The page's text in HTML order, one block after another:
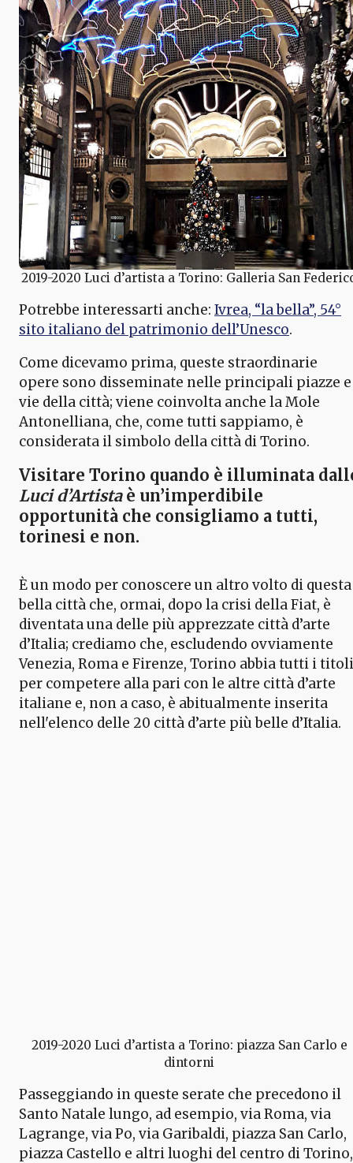
2019-2020 Luci d’artista a Torino: Galleria San
Potrebbe interessarti anche: Ivrea, “la bella”, 54°
sito italiano del patrimonio dell’Unesco.
Come dicevamo prima, queste straordinarie
opere sono disseminate nelle principali piazze e
vie della città; viene coinvolta anche la Mole
Antonelliana, che, come tutti sappiamo, è
considerata il simbolo della città di Torino.
Visitare Torino quando è illuminata
Luci d’Artistaè un’imperdibile
opportunità che consigliamo a tutti,
torinesi e non.
È un modo per conoscere un altro volto di questa
bella città che, ormai, dopo la crisi della Fiat, è
diventata una delle più apprezzate città d’arte
d’Italia; crediamo che, escludendo ovviamente
Venezia, Roma e Firenze, Torino abbia tutti i titoli
per competere alla pari con le altre città d’arte
italiane e, non a caso, è abitualmente inserita
nell'elenco delle 20 città d’arte più belle d’Italia.
2019-2020 Luci d’artista a Torino: piazza San Carlo e
dintorni
Passeggiando in queste serate che precedono il
Santo Natale lungo, ad esempio, via Roma, via
Lagrange, via Po, via Garibaldi, piazza San Carlo,
piazza Castello e altri luoghi del centro di Torino,